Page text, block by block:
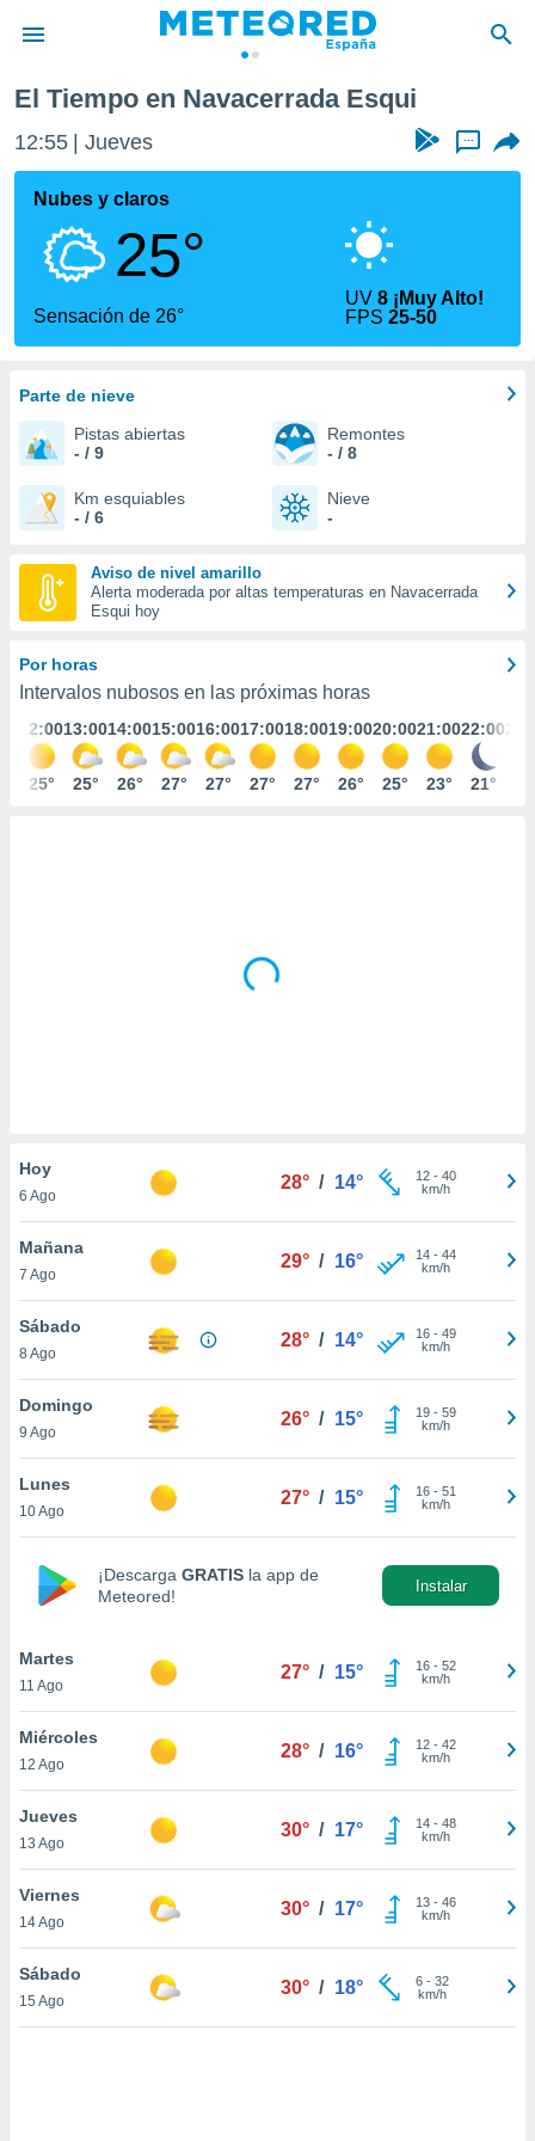
de
por
que se
calidad.
a este
las
y
forma
basada
permite
coste.
botón
a la
nuestra
y
de
cookies
aceptar
En
sean
el sitio
se
o
aunque
ACEPTAR
CONTINUAR
CONFIGURACIÓN
El Tiempo en Navacerrada Esqui
12:55 Jueves ...
Nubes y claros
25°
Sensación de 26°
UV8 ¡Muy Alto!
FPS25-50
Parte de nieve
Pistas abiertas
- / 9
Remontes
- / 8
Km esquiables
- / 6
Nieve
-
Aviso de nivel amarillo
Alerta moderada por altas temperaturas en Navacerrada
Esqui hoy
Por horas
Intervalos nubosos en las próximas horas
12:00
25°
13:00
25°
14:00
26°
15:00
27°
16:00
27°
17:00
27°
18:00
27°
19:00
26°
20:00
25°
21:00
23°
22:00
21°
Hoy
6 Ago
28° / 14° 12- 40
km/h
Mañana
7 Ago
29° / 16° 14- 44
km/h
Sábado
8 Ago
28° / 14° 16- 49
km/h
Domingo
9 Ago
26° / 15° 19- 59
km/h
Lunes
10 Ago
27° / 15° 16- 51
km/h
¡Descarga GRATIS la app de
Meteored!
Instalar
Martes
11 Ago
27° / 15° 16- 52
km/h
Miércoles
12 Ago
28° / 16° 12- 42
km/h
Jueves
13 Ago
30° / 17° 14- 48
km/h
Viernes
14 Ago
30° / 17° 13- 46
km/h
Sábado
15 Ago
30° / 18° 6- 32
km/h